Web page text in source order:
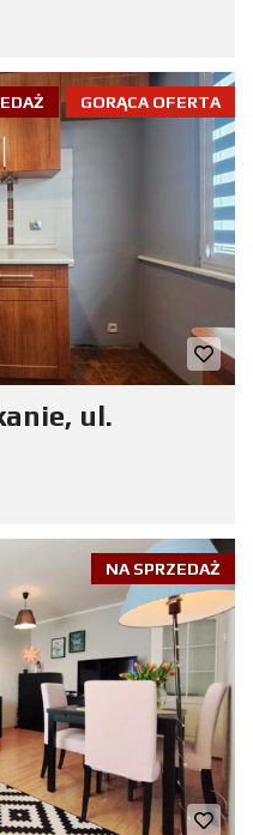
GORĄCA OFERTA
ul.
NA SPRZEDAŻ